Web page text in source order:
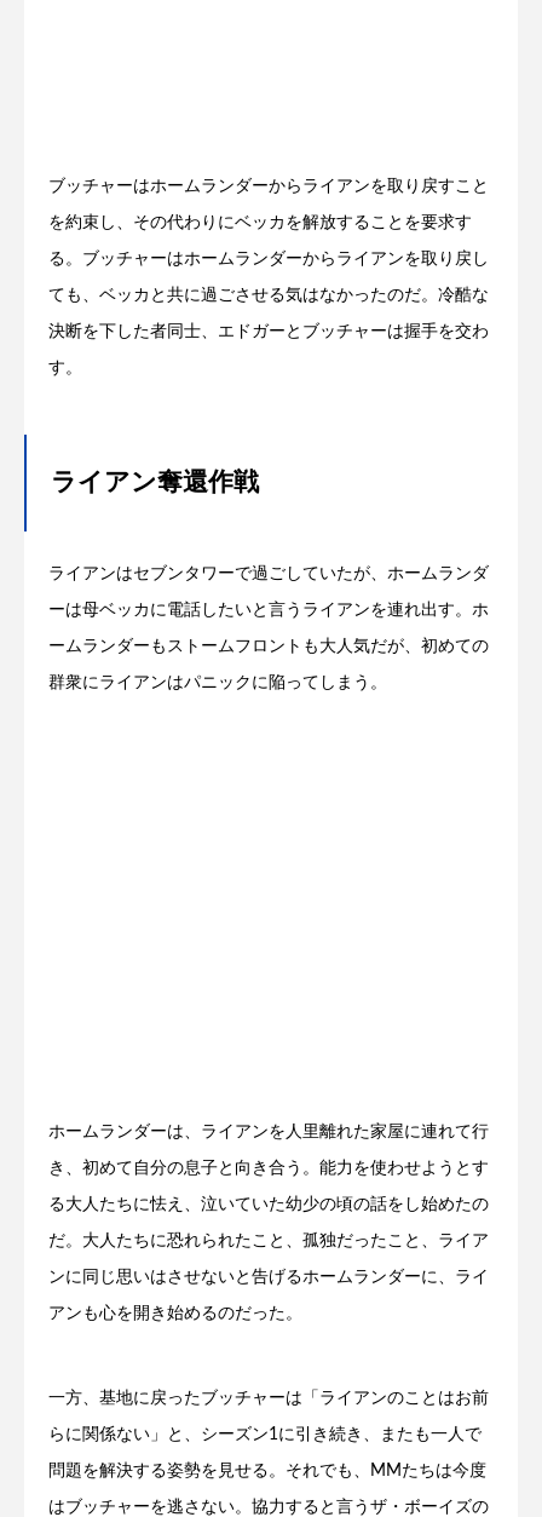
ブッチャーはホームランダーからライアンを取り戻すこと
を約束し、その代わりにベッカを解放することを要求す
る。ブッチャーはホームランダーからライアンを取り戻し
ても、ベッカと共に過ごさせる気はなかったのだ。冷酷な
決断を下した者同士、エドガーとブッチャーは握手を交わ
す。
ライアン奪還作戦
ライアンはセブンタワーで過ごしていたが、ホームランダ
ーは母ベッカに電話したいと言うライアンを連れ出す。ホ
ームランダーもストームフロントも大人気だが、初めての
群衆にライアンはパニックに陥ってしまう。
ホームランダーは、ライアンを人里離れた家屋に連れて行
き、初めて自分の息子と向き合う。能力を使わせようとす
る大人たちに怯え、泣いていた幼少の頃の話をし始めたの
だ。大人たちに恐れられたこと、孤独だったこと、ライア
ンに同じ思いはさせないと告げるホームランダーに、ライ
アンも心を開き始めるのだった。
一方、基地に戻ったブッチャーは「ライアンのことはお前
らに関係ない」と、シーズン1に引き続き、またも一人で
問題を解決する姿勢を見せる。それでも、MMたちは今度
はブッチャーを逃さない。協力すると言うザ・ボーイズの